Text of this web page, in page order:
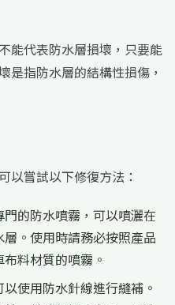
能代表防水層損壞，只要能
是指防水層的結構性損傷，
以嘗試以下修復方法：
的防水噴霧，可以噴灑在
。使用時請務必按照產品
料材質的噴霧。
使用防水針線進行縫補。